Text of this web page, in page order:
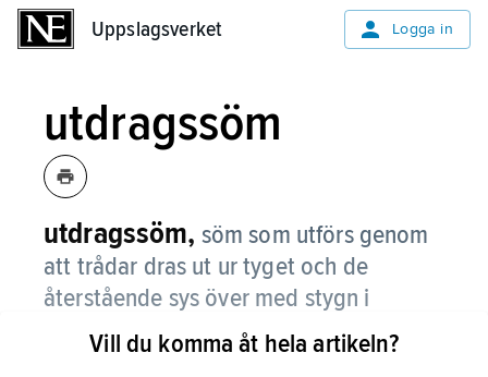
Uppslagsverket Logga in
utdragssöm
utdragssöm, söm som utförs genom
att trådar dras ut ur tyget och de
återstående sys över med stygn i
mönster.Vill du komma åt hela artikeln?